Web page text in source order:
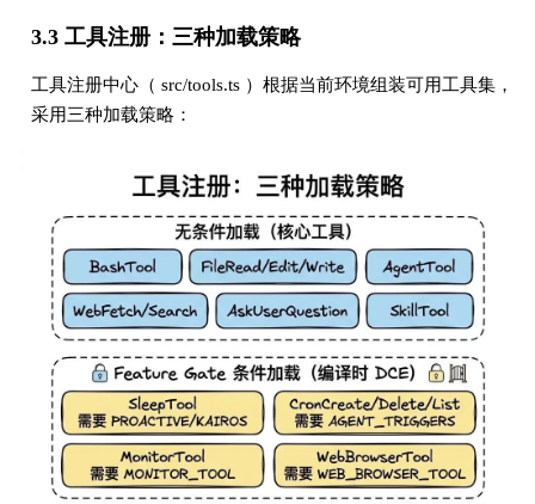
3.3 工具注册：三种加载策略
工具注册中心（ src/tools.ts ）根据当前环境组装可用工具集，
采用三种加载策略：